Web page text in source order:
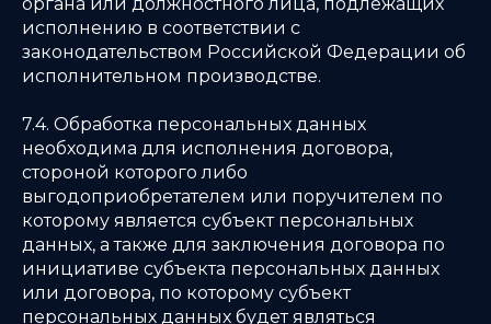
исполнению в соответствии с
законодательством Российской Федерации об
исполнительном производстве.
7.4. Обработка персональных данных
необходима для исполнения договора,
стороной которого либо
выгодоприобретателем или поручителем по
которому является субъект персональных
данных, а также для заключения договора по
инициативе субъекта персональных данных
или договора, по которому субъект
персональных данных будет являться